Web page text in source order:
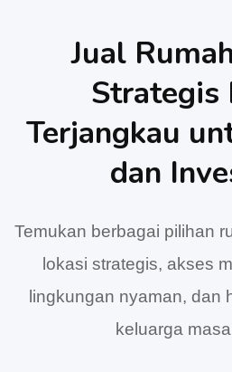
Jual
Strategis
Terjangkau
dan
Temukan berbagai pilihan
lokasi strategis, akses
lingkungan nyaman, dan
keluarga